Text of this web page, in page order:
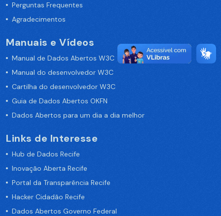
Perguntas Frequentes
Agradecimentos
Manuais e Vídeos
Manual de Dados Abertos W3C
Manual do desenvolvedor W3C
Cartilha do desenvolvedor W3C
Guia de Dados Abertos OKFN
Dados Abertos para um dia a dia melhor
Links de Interesse
Hub de Dados Recife
Inovação Aberta Recife
Portal da Transparência Recife
Hacker Cidadão Recife
Dados Abertos Governo Federal